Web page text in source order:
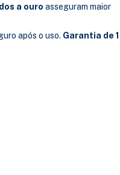
a ouro asseguram maior
após o uso. Garantia de 1